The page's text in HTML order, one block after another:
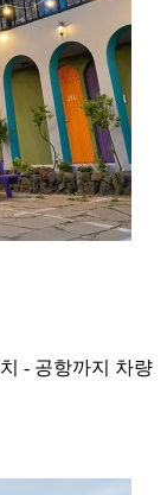
- 공항까지 차량